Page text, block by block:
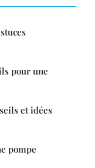
pour une
et idées
pompe